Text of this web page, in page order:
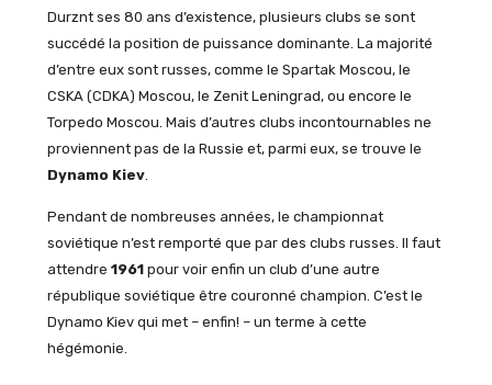
Durznt ses 80 ans d’existence, plusieurs clubs se sont
succédé la position de puissance dominante. La majorité
d’entre eux sont russes, comme le Spartak Moscou, le
CSKA (CDKA) Moscou, le Zenit Leningrad, ou encore le
Torpedo Moscou. Mais d’autres clubs incontournables ne
proviennent pas de la Russie et, parmi eux, se trouve le
Dynamo Kiev.
Pendant de nombreuses années, le championnat
soviétique n’est remporté que par des clubs russes. Il faut
attendre 1961pour voir enfin un club d’une autre
république soviétique être couronné champion. C’est le
Dynamo Kiev qui met – enfin! – un terme à cette
hégémonie.